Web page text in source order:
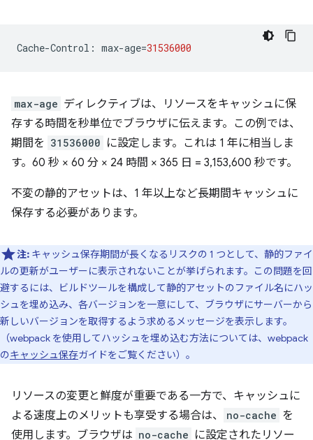
Cache-Control : max-age=31536000
max-age ディレクティブは、リソースをキャッシュに保
存する時間を秒単位でブラウザに伝えます。この例では、
期間を 31536000 に設定します。これは 1 年に相当しま
す。60 秒 × 60 分 × 24 時間 × 365 日 = 3,153,600 秒です。
不変の静的アセットは、1 年以上など長期間キャッシュに
保存する必要があります。
注: キャッシュ保存期間が長くなるリスクの 1 つとして、静的ファイ
ルの更新がユーザーに表示されないことが挙げられます。この問題を回
避するには、ビルドツールを構成して静的アセットのファイル名にハッ
シュを埋め込み、各バージョンを一意にして、ブラウザにサーバーから
新しいバージョンを取得するよう求めるメッセージを表示します。
（webpack を使用してハッシュを埋め込む方法については、webpack
のキャッシュ保存ガイドをご覧ください）。
リソースの変更と鮮度が重要である一方で、キャッシュに
よる速度上のメリットも享受する場合は、
no-cache を
使用します。ブラウザは no-cache に設定されたリソー